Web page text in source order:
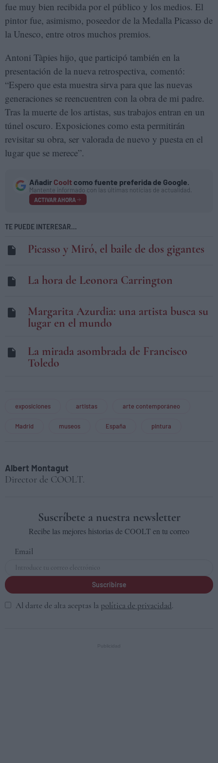
fue muy bien recibida por el público y los medios. El
pintor fue, asimismo, poseedor de la Medalla Picasso de
la Unesco, entre otros muchos premios.
Antoni Tàpies hijo, que participó también en la
presentación de la nueva retrospectiva, comentó:
“Espero que esta muestra sirva para que las nuevas
generaciones se reencuentren con la obra de mi padre.
Tras la muerte de los artistas, sus trabajos entran en un
túnel oscuro. Exposiciones como esta permitirán
revisitar su obra, ser valorada de nuevo y puesta en el
lugar que se merece”.
Añadir Coolt como fuente preferida de Google.
Mantente informado con las últimas noticias de actualidad.
ACTIVAR AHORA
TE PUEDE INTERESAR...
Picasso y Miró, el baile de dos gigantes
La hora de Leonora Carrington
Margarita Azurdia: una artista busca su
lugar en el mundo
La mirada asombrada de Francisco
Toledo
exposiciones artistas arte contemporáneo
Madrid museos España pintura
Albert Montagut
Director de COOLT.
Suscríbete a nuestra newsletter
Recibe las mejores historias de COOLT en tu correo
Email
Suscribirse
Al darte de alta aceptas la política de privacidad.